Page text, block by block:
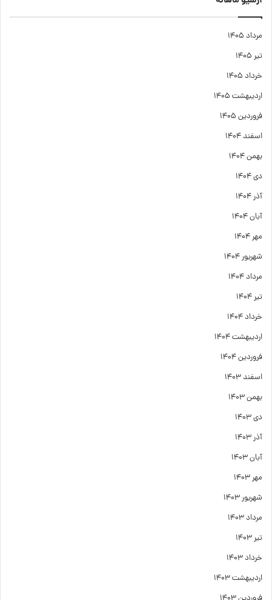
مرداد ۱۴۰۵
تیر ۱۴۰۵
خرداد ۱۴۰۵
اردیبهشت ۱۴۰۵
فروردین ۱۴۰۵
اسفند ۱۴۰۴
بهمن ۱۴۰۴
دی ۱۴۰۴
آذر ۱۴۰۴
آبان ۱۴۰۴
مهر ۱۴۰۴
شهریور ۱۴۰۴
مرداد ۱۴۰۴
تیر ۱۴۰۴
خرداد ۱۴۰۴
اردیبهشت ۱۴۰۴
فروردین ۱۴۰۴
اسفند ۱۴۰۳
بهمن ۱۴۰۳
دی ۱۴۰۳
آذر ۱۴۰۳
آبان ۱۴۰۳
مهر ۱۴۰۳
شهریور ۱۴۰۳
مرداد ۱۴۰۳
تیر ۱۴۰۳
خرداد ۱۴۰۳
اردیبهشت ۱۴۰۳